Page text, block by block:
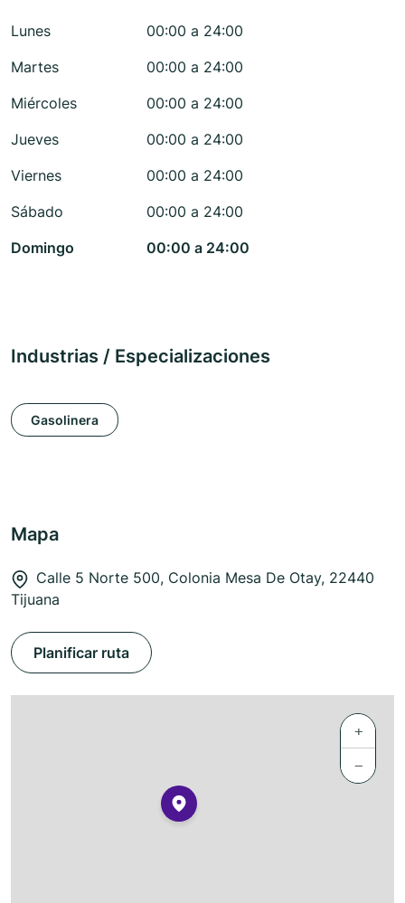
Lunes
00:00 a 24:00
Martes
00:00 a 24:00
Miércoles
00:00 a 24:00
Jueves
00:00 a 24:00
Viernes
00:00 a 24:00
Sábado
00:00 a 24:00
Domingo
00:00 a 24:00
Industrias / Especializaciones
Gasolinera
Mapa
Calle 5 Norte 500, Colonia Mesa De Otay, 22440
Tijuana
Planificar ruta
+
−